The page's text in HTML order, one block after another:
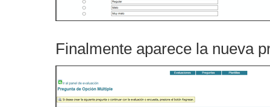
Finalmente aparece la nueva